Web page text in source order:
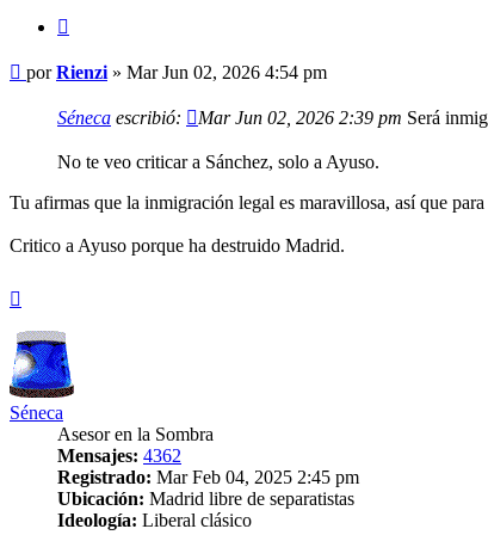
Mensaje
porRienzi » Mar Jun 02, 2026 4:54 pm
Séneca escribió: Mar Jun 02, 2026 2:39 pm Será
No te veo criticar a Sánchez, solo a Ayuso.
Tu afirmas que la inmigración legal es maravillosa, así que
Critico a Ayuso porque ha destruido Madrid.
Séneca
Asesor en la Sombra
Mensajes: 4362
Registrado: Mar Feb 04, 2025 2:45 pm
Ubicación: Madrid libre de separatistas
Ideología: Liberal clásico